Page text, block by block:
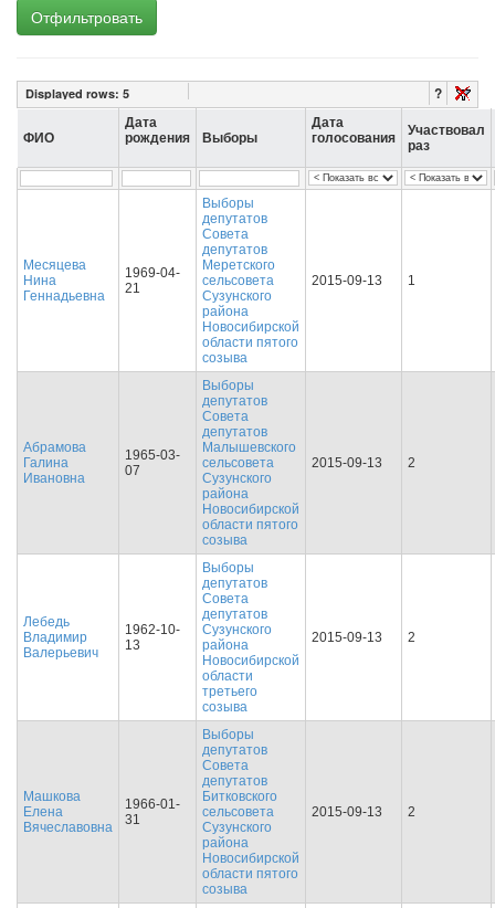
Отфильтровать
Displayed rows: 5 ?
ФИО
Дата
рождения
Выборы
Дата
голосования
Участвовал
раз
Месяцева
Нина
Геннадьевна
1969-04-
21
Выборы
депутатов
Совета
депутатов
Меретского
сельсовета
Сузунского
района
Новосибирской
области пятого
созыва
2015-09-13 1
Абрамова
Галина
Ивановна
1965-03-
07
Выборы
депутатов
Совета
депутатов
Малышевского
сельсовета
Сузунского
района
Новосибирской
области пятого
созыва
2015-09-13 2
Лебедь
Владимир
Валерьевич
1962-10-
13
Выборы
депутатов
Совета
депутатов
Сузунского
района
Новосибирской
области
третьего
созыва
2015-09-13 2
Машкова
Елена
Вячеславовна
1966-01-
31
Выборы
депутатов
Совета
депутатов
Битковского
сельсовета
Сузунского
района
Новосибирской
области пятого
созыва
2015-09-13 2